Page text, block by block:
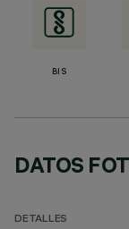
BIS
DATOS
DETALLES